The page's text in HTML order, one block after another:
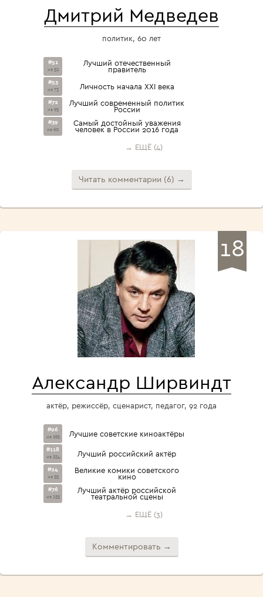
Дмитрий Медведев
политик, 60 лет
#51
из 52
Лучший отечественный
правитель
#53
из 73 Личность начала XXI века
#72
из 95
Лучший современный политик
России
#39
из 60
Самый достойный уважения
человек в России 2016 года
→ ЕЩЁ (4)
Читать комментарии (6) →
18
Александр Ширвиндт
актёр, режиссёр, сценарист, педагог, 92 года
#96
из 295 Лучшие советские киноактёры
#118
из 234 Лучший российский актёр
#24
из 55
Великие комики советского
кино
#76
из 155
Лучший актёр российской
театральной сцены
→ ЕЩЁ (3)
Комментировать →